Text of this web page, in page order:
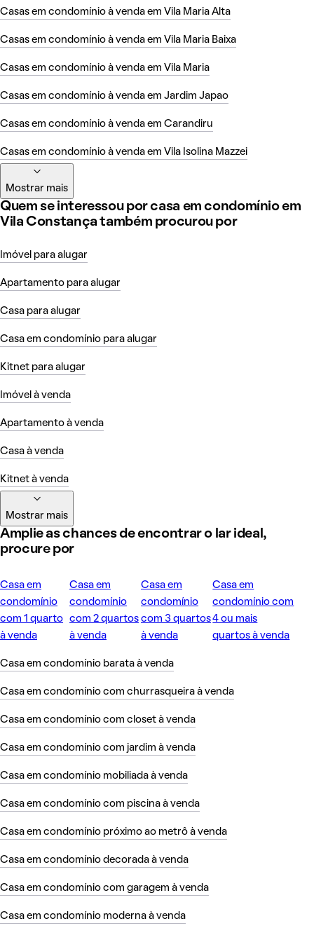
Casas em condomínio à venda em Vila Maria Alta
Casas em condomínio à venda em Vila Maria Baixa
Casas em condomínio à venda em Vila Maria
Casas em condomínio à venda em Jardim Japao
Casas em condomínio à venda em Carandiru
Casas em condomínio à venda em Vila Isolina Mazzei
Mostrar mais
Quem se interessou por casa em condomínio em
Vila Constança também procurou por
Imóvel para alugar
Apartamento para alugar
Casa para alugar
Casa em condomínio para alugar
Kitnet para alugar
Imóvel à venda
Apartamento à venda
Casa à venda
Kitnet à venda
Mostrar mais
Amplie as chances de encontrar o lar ideal,
procure por
Casa em
condomínio
com 1 quarto
à venda
Casa em
condomínio
com 2 quartos
à venda
Casa em
condomínio
com 3 quartos
à venda
Casa em
condomínio com
4 ou mais
quartos à venda
Casa em condomínio barata à venda
Casa em condomínio com churrasqueira à venda
Casa em condomínio com closet à venda
Casa em condomínio com jardim à venda
Casa em condomínio mobiliada à venda
Casa em condomínio com piscina à venda
Casa em condomínio próximo ao metrô à venda
Casa em condomínio decorada à venda
Casa em condomínio com garagem à venda
Casa em condomínio moderna à venda